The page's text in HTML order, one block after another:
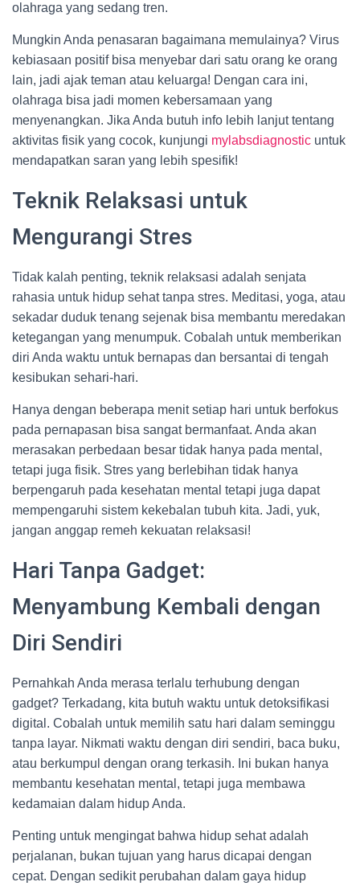
olahraga yang sedang tren.
Mungkin Anda penasaran bagaimana memulainya? Virus
kebiasaan positif bisa menyebar dari satu orang ke orang
lain, jadi ajak teman atau keluarga! Dengan cara ini,
olahraga bisa jadi momen kebersamaan yang
menyenangkan. Jika Anda butuh info lebih lanjut tentang
aktivitas fisik yang cocok, kunjungi mylabsdiagnostic untuk
mendapatkan saran yang lebih spesifik!
Teknik Relaksasi untuk
Mengurangi Stres
Tidak kalah penting, teknik relaksasi adalah senjata
rahasia untuk hidup sehat tanpa stres. Meditasi, yoga, atau
sekadar duduk tenang sejenak bisa membantu meredakan
ketegangan yang menumpuk. Cobalah untuk memberikan
diri Anda waktu untuk bernapas dan bersantai di tengah
kesibukan sehari-hari.
Hanya dengan beberapa menit setiap hari untuk berfokus
pada pernapasan bisa sangat bermanfaat. Anda akan
merasakan perbedaan besar tidak hanya pada mental,
tetapi juga fisik. Stres yang berlebihan tidak hanya
berpengaruh pada kesehatan mental tetapi juga dapat
mempengaruhi sistem kekebalan tubuh kita. Jadi, yuk,
jangan anggap remeh kekuatan relaksasi!
Hari Tanpa Gadget:
Menyambung Kembali dengan
Diri Sendiri
Pernahkah Anda merasa terlalu terhubung dengan
gadget? Terkadang, kita butuh waktu untuk detoksifikasi
digital. Cobalah untuk memilih satu hari dalam seminggu
tanpa layar. Nikmati waktu dengan diri sendiri, baca buku,
atau berkumpul dengan orang terkasih. Ini bukan hanya
membantu kesehatan mental, tetapi juga membawa
kedamaian dalam hidup Anda.
Penting untuk mengingat bahwa hidup sehat adalah
perjalanan, bukan tujuan yang harus dicapai dengan
cepat. Dengan sedikit perubahan dalam gaya hidup